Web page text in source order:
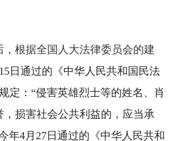
根据全国人大法律委员会的建
日通过的《中华人民共和国民法
定：“侵害英雄烈士等的姓名、肖
，损害社会公共利益的，应当承
年4月27日通过的《中华人民共和